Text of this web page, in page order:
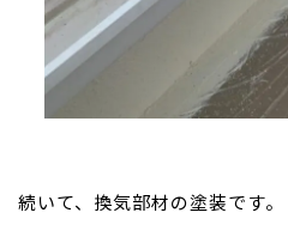
続いて、換気部材の塗装です。